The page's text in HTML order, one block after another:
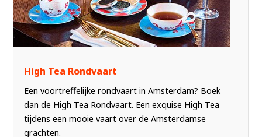
High Tea Rondvaart
Een voortreffelijke rondvaart in Amsterdam? Boek
dan de High Tea Rondvaart. Een exquise High Tea
tijdens een mooie vaart over de Amsterdamse
grachten.